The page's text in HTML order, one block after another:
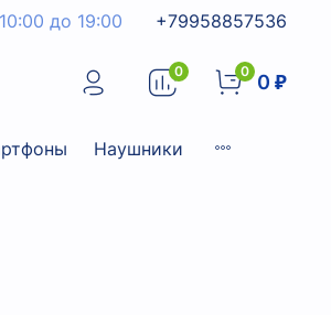
до 19:00 +79958857536
0 0 0 ₽
Наушники